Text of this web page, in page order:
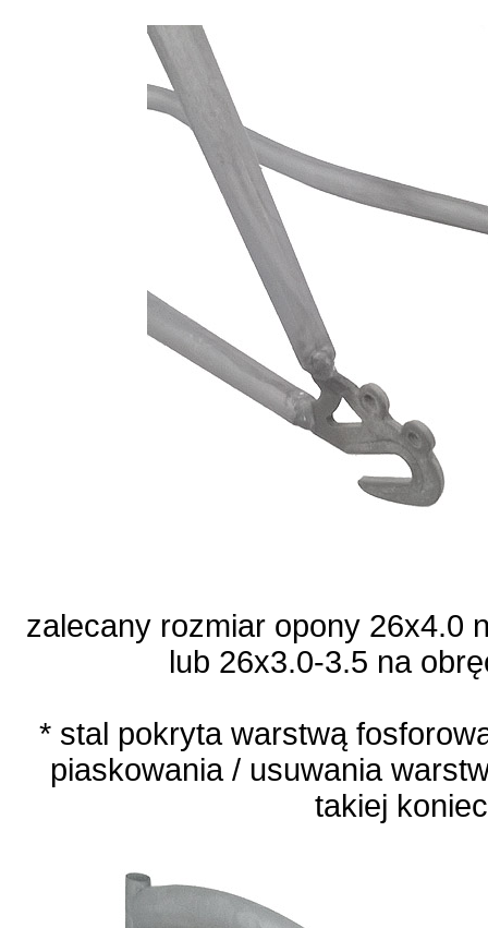
zalecany rozmiar opony 26x4.0
lub 26x3.0-3.5 na
* stal pokryta warstwą
piaskowania / usuwania
takiej